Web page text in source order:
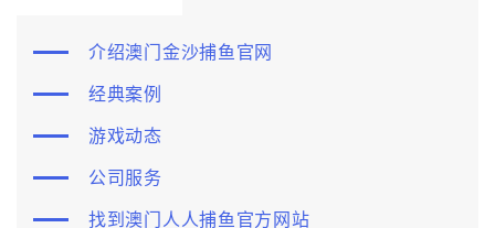
介绍澳门金沙捕鱼官网
经典案例
游戏动态
公司服务
找到澳门人人捕鱼官方网站